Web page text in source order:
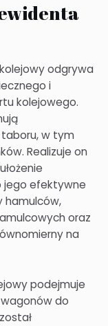
odgrywa
i
kolejowego.
w tym
Realizuje on
jego efektywne
hamulców,
oraz
na
podejmuje
do